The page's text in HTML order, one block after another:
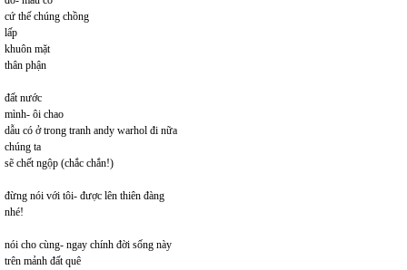
cứ thế chúng chồng
lấp
khuôn mặt
thân phận
đất nước
mình- ôi chao
dẫu có ở trong tranh andy warhol đi nữa
chúng ta
sẽ chết ngộp (chắc chắn!)
đừng nói với tôi- được lên thiên đàng
nhé!
nói cho cùng- ngay chính đời sống này
trên mảnh đất quê